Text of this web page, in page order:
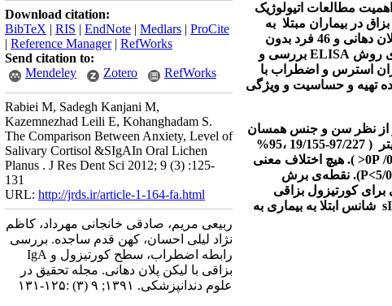
مطالعات اتیولوژیک
بزاق در بیماران مبتلا به
دراین مطالعه مورد شاهدی تعداد 46 بیمار دارای لیکن پلان دهانی و 46 فرد بدون
ی روش ELISA بررسی و
استرس و اضطراب با
تهیه و حساسیت و ویژگی
از نظر سن و جنس همسان
( 97/227-19/155 ،95%
P<
). هیچ اختلاف معنی
>
P
). نقطه‌ی برش
کورتیزول بزاقی
شانس ابتلا به بیماری به
Download citation:
BibTeX | RIS | EndNote | Medlars | ProCite
| Reference Manager| RefWorks
Send citation to:
Mendeley
Zotero RefWorks
Rabiei M, Sadegh Kanjani M,
Kazemnezhad Leili E, Kohanghadam S.
The Comparison Between Anxiety, Level of
Salivary Cortisol &SIgAIn Oral Lichen
Planus . J Res Dent Sci 2012; 9 (3) :125-
131
URL: http://jrds.ir/article-1-164-fa.html
ربیعی مریم، صادقی خانجانی مهرداد، کاظم
نژاد لیلی احسان، کهن قدم ساجده. بررسی
رابطه اضطراب، سطح کورتیزول و IgA
بزاقی با لیکن پلان دهانی. مجله تحقیق در
علوم دندانپزشکی. ۱۳۹۱; ۹ (۳) :۱۲۵-۱۳۱